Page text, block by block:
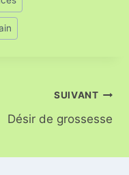
SUIVANT
Désir de grossesse